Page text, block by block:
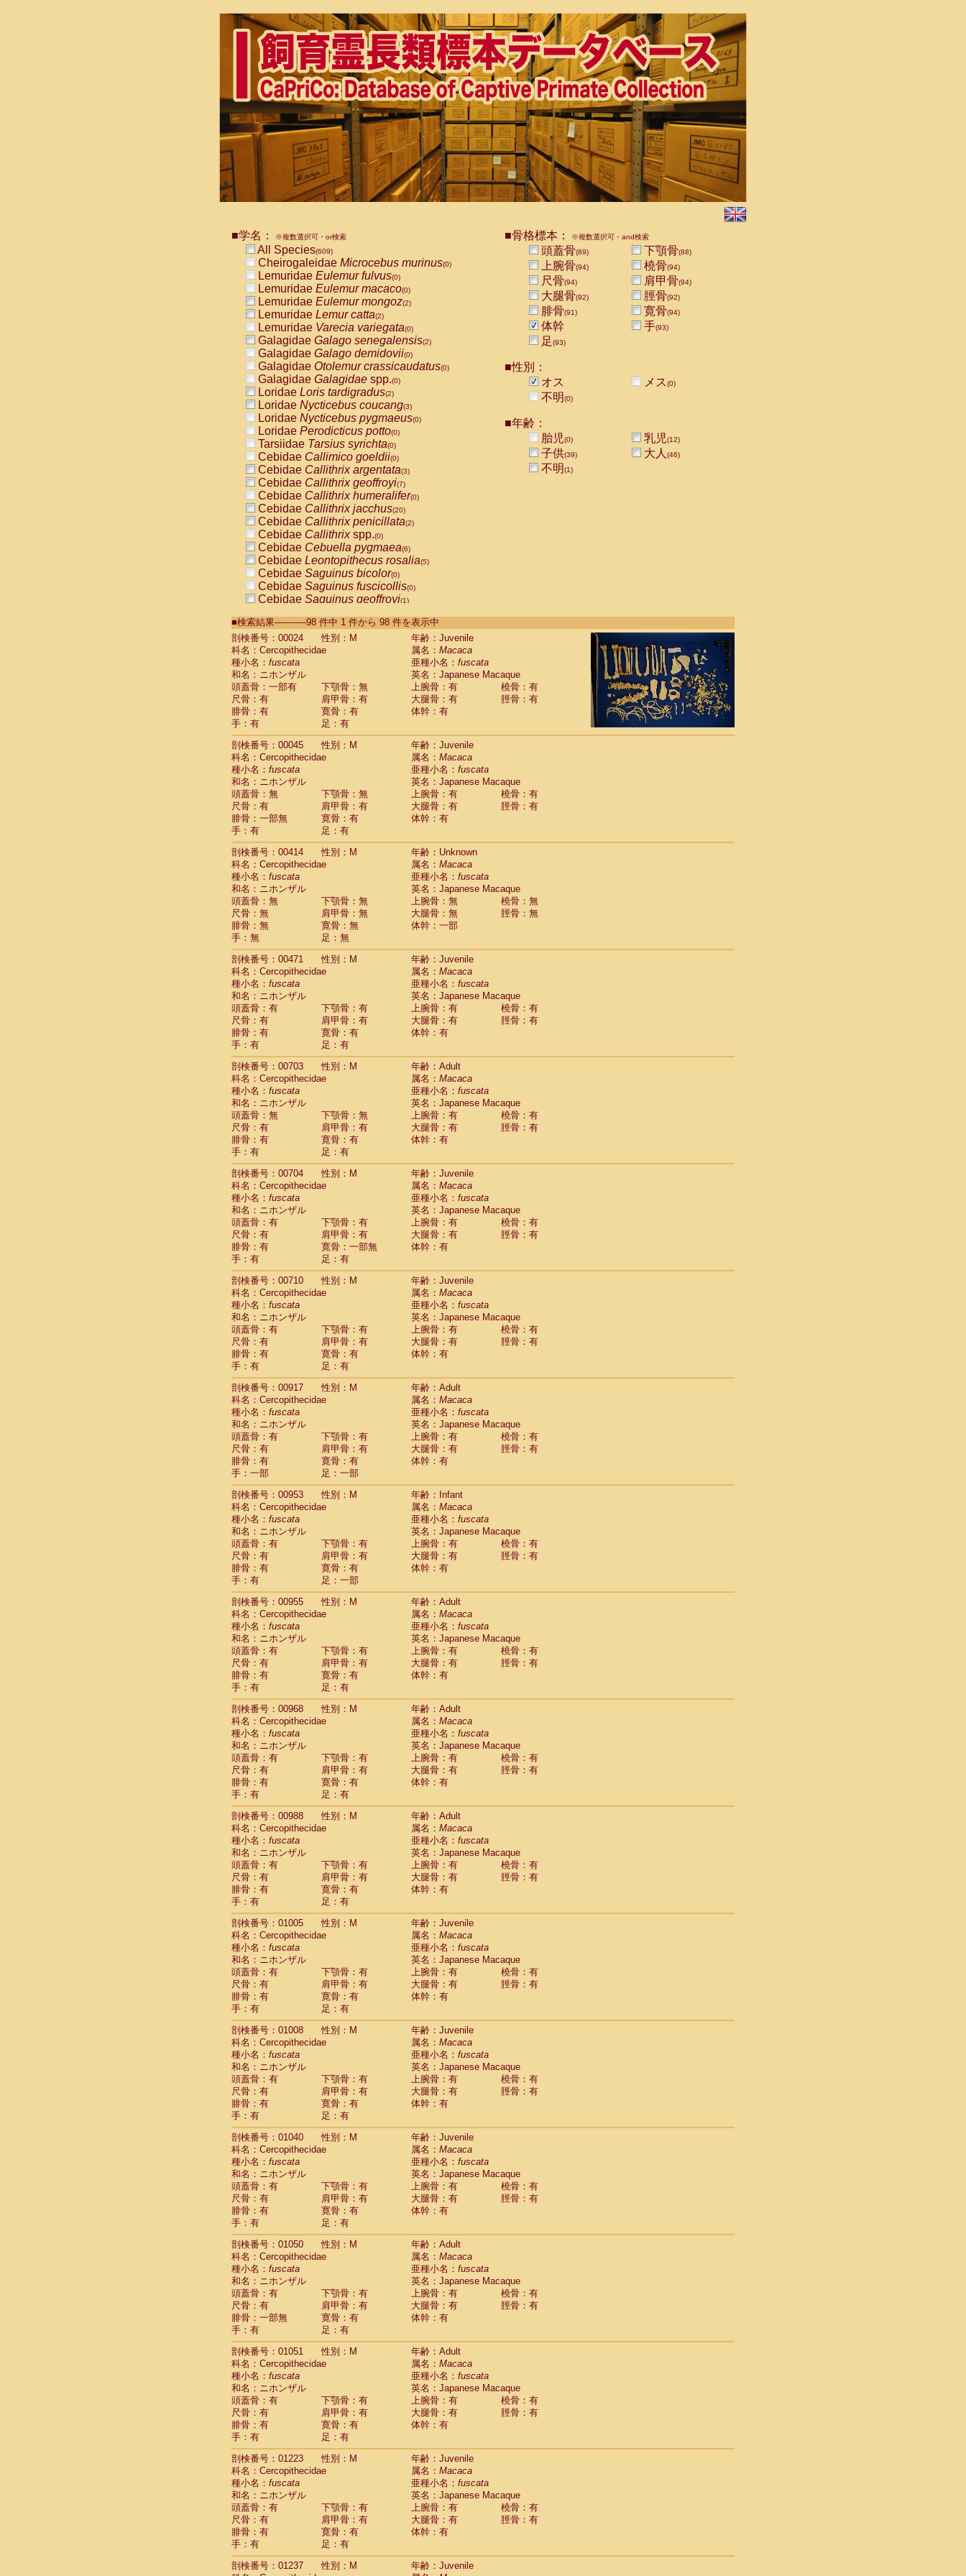
■学名： ※複数選択可・or検索
All Species(609)
Cheirogaleidae Microcebus murinus(0)
Lemuridae Eulemur fulvus(0)
Lemuridae Eulemur macaco(0)
Lemuridae Eulemur mongoz(2)
Lemuridae Lemur catta(2)
Lemuridae Varecia variegata(0)
Galagidae Galago senegalensis(2)
Galagidae Galago demidovii(0)
Galagidae Otolemur crassicaudatus(0)
Galagidae Galagidae spp.(0)
Loridae Loris tardigradus(2)
Loridae Nycticebus coucang(3)
Loridae Nycticebus pygmaeus(0)
Loridae Perodicticus potto(0)
Tarsiidae Tarsius syrichta(0)
Cebidae Callimico goeldii(0)
Cebidae Callithrix argentata(3)
Cebidae Callithrix geoffroyi(7)
Cebidae Callithrix humeralifer(0)
Cebidae Callithrix jacchus(20)
Cebidae Callithrix penicillata(2)
Cebidae Callithrixspp.(0)
Cebidae Cebuella pygmaea(6)
Cebidae Leontopithecus rosalia(5)
Cebidae Saguinus bicolor(0)
Cebidae Saguinus fuscicollis(0)
Cebidae Saguinus geoffroyi(1)
CebidaeSaguinus labiatus(0)
Cebidae Saguinus leucopus (5)
CebidaeSaguinus midas
Cebidae
CebidaeSaguinus nigricollis (13)
Cebidae Saguinus oedipus
Cebidae Saguinus weddelli
Cebidae Saguinusspp.
Cebidae Aotus trivirgatus
Cebidae Cebus albifrons
CebidaeCebus apella
Cebidae
CebidaeCebus nigrivittatus
Cebidae Cebusspp.(0)
Cebidae Saimiri boliviensis
Cebidae Saimiri sciureus
Atelidae Alouatta caraya
AtelidaeAlouatta fusca
AtelidaeAlouatta seniculus
AtelidaeAlouatta
Atelidae
Atelidae Ateles geoffroyi
Atelidae Ateles paniscus
Atelidae Atelesspp.
Atelidae Lagothrix lagothricha
AtelidaeLagothrix lagothricha cana(0)
Pitheciidae Cacajao calvus rubicundus(1)
PitheciidaeCallicebus cupreus(0)
Pitheciidae Callicebus donacophilus(0)
Pitheciidae Callicebus moloch(0)
Pitheciidae Callicebus torquatus(0)
Pitheciidae Callicebus
Pitheciidae Chiropotes satanas
Pitheciidae Pithecia monachus
Pitheciidae Pithecia pithecia (0)
Cercopithecidae Cercocebus agilis (0)
Cercopithecidae Cercocebus galeritus chrysogaster
Cercopithecidae Cercocebus torquatus atys (0)
CercopithecidaeCercocebus torquatus lunulatus(0)
CercopithecidaeCercocebus torquatus torquatus(1)
CercopithecidaeCercocebus hybrid(0)
CercopithecidaeCercocebus
CercopithecidaeLophocebus albigena
Cercopithecidae (0)
Cercopithecidae Papio cynocephalus (4)
Cercopithecidae Papio hamadryas(1)
CercopithecidaePapio papio
CercopithecidaePapio
CercopithecidaeMandrillus leucophaeus
CercopithecidaeMandrillus sphinx
CercopithecidaeTheropithecus gelada(1)
CercopithecidaeMacaca arctoides(1)
Cercopithecidae Macaca assamensis
Cercopithecidae Macaca brunnescens
CercopithecidaeMacaca cyclopis (6)
CercopithecidaeMacaca fascicularis (151)
CercopithecidaeMacaca fuscaca fuscata
CercopithecidaeMacaca fuscata yakui
CercopithecidaeMacaca fuscatahybrid(0)
CercopithecidaeMacaca maura(1)
Cercopithecidae Macaca mulatta(50)
Cercopithecidae Macaca nemestrina(3)
Cercopithecidae Macaca nigra(1)
CercopithecidaeMacaca radiata(9)
CercopithecidaeMacaca silenus(1)
CercopithecidaeMacaca sinica (0)
Cercopithecidae Macaca sylvanus
CercopithecidaeMacaca thibetana (0)
Cercopithecidae Macaca tonkeana (0)
Cercopithecidae hybrid(1)
Cercopithecidae (0)
CercopithecidaeAllenopithecus nigroviridis
CercopithecidaeCercopithecus ascanius
CercopithecidaeCercopithecus ascanius schmidti
CercopithecidaeCercopithecus cephus
CercopithecidaeCercopithecus diana (0)
CercopithecidaeCercopithecus hamlyni
Cercopithecidae Cercopithecus lhoesti (0)
Cercopithecidae Cercopithecus mitis(0)
CercopithecidaeCercopithecus mitis doggetti
CercopithecidaeCercopithecus mitis albogularis(0)
CercopithecidaeCercopithecus mona
CercopithecidaeCercopithecus neglectus
CercopithecidaeCercopithecus nigroviridis(0)
CercopithecidaeCercopithecus petaurista buettikoferi
Cercopithecidae Cercopithecusspp.(0)
Cercopithecidae Chlorocebus aethiops (1)
CercopithecidaeChlorocebus pygerythrus cynosuros (0)
CercopithecidaeErythrocebus patas (15)
CercopithecidaeMiopithecus talapoin
CercopithecidaeCercopithecinae spp.
CercopithecidaeColobus angolensis
CercopithecidaeColobus guereza (0)
Cercopithecidae Colobus polykomos(0)
Cercopithecidae Piliocolobus badius(0)
Cercopithecidae Kasi senex vetulus(0)
CercopithecidaeKasi senex
CercopithecidaeNasalis larvatus(0)
CercopithecidaePresbytes melalophos
CercopithecidaePygathrix nemaeus
CercopithecidaeSemnopithecus entellus(8)
Cercopithecidae Trachypithecus cristatus(0)
Cercopithecidae Trachypithecus francoisi(0)
Cercopithecidae Trachypithecus obscurus(1)
CercopithecidaeTrachypithecus pileatus
CercopithecidaeColobinae spp.(0)
CercopithecidaePresbytesinaespp.(0)
CercopithecidaeCercopithecidae
HylobatidaeHoolock hoolock(0)
HylobatidaeHylobates agilis
HylobatidaeHylobates klossii (0)
Hylobatidae
HylobatidaeHylobates moloch(0)
Hylobatidae Hylobates muelleri(0)
HylobatidaeHylobates pileatus(2)
Hylobatidae Hylobates
HylobatidaeHylobateshybrid(0)
HylobatidaeNomascus concolor(0)
HylobatidaeSymphalangus syndactylus(0)
Hominidae (0)
Hominidae
Hominidae Gorilla gorilla beringei(0)
Hominidae Gorilla gorilla gorilla(0)
Primates misc.(0)
Scandentia Dendrogale melanura
Scandentia Ptilocercus lowii
ScandentiaTupaia glis
Scandentia
Scandentia
■骨格標本： ※複数選択可・and検索
頭蓋骨(89) 下顎骨(88)
上腕骨(94) 橈骨(94)
尺骨(94) 肩甲骨(94)
大腿骨(92) 脛骨(92)
腓骨(91) 寛骨(94)
体幹 手(93)
足(93)
■性別：
オス
メス(0)
不明(0)
■年齢：
胎児(0) 乳児(12)
子供(39) 大人 (46)
不明(1)
■検索結果-----------98 件中 1 件から 98 件を表示中
剖検番号：00024
性別：M
年齢：Juvenile
科名：Cercopithecidae
属名： Macaca
種小名： fuscata 亜種小名： fuscata
和名：ニホンザル
英名：Japanese Macaque
頭蓋骨：一部有
下顎骨：無 上腕骨：有
橈骨：有
尺骨：有
肩甲骨：有 大腿骨：有
脛骨：有
腓骨：有
寛骨：有
体幹：有
手：有
足：有
剖検番号：00045
性別：M
年齢：Juvenile
科名：Cercopithecidae
属名： Macaca
種小名： fuscata 亜種小名： fuscata
和名：ニホンザル
英名：Japanese Macaque
頭蓋骨：無
下顎骨：無 上腕骨：有
橈骨：有
尺骨：有
肩甲骨：有 大腿骨：有
脛骨：有
腓骨：一部無
寛骨：有
体幹：有
手：有
足：有
剖検番号：00414
性別：M
年齢：Unknown
科名：Cercopithecidae
属名： Macaca
種小名： fuscata 亜種小名： fuscata
和名：ニホンザル
英名：Japanese Macaque
頭蓋骨：無
下顎骨：無 上腕骨：無
橈骨：無
尺骨：無
肩甲骨：無 大腿骨：無
脛骨：無
腓骨：無
寛骨：無
体幹：一部
手：無
足：無
剖検番号：00471
性別：M
年齢：Juvenile
科名：Cercopithecidae
属名： Macaca
種小名： fuscata 亜種小名： fuscata
和名：ニホンザル
英名：Japanese Macaque
頭蓋骨：有
下顎骨：有 上腕骨：有
橈骨：有
尺骨：有
肩甲骨：有 大腿骨：有
脛骨：有
腓骨：有
寛骨：有
体幹：有
手：有
足：有
剖検番号：00703
性別：M
年齢：Adult
科名：Cercopithecidae
属名： Macaca
種小名： fuscata 亜種小名： fuscata
和名：ニホンザル
英名：Japanese Macaque
頭蓋骨：無
下顎骨：無 上腕骨：有
橈骨：有
尺骨：有
肩甲骨：有 大腿骨：有
脛骨：有
腓骨：有
寛骨：有
体幹：有
手：有
足：有
剖検番号：00704
性別：M
年齢：Juvenile
科名：Cercopithecidae
属名： Macaca
種小名： fuscata 亜種小名： fuscata
和名：ニホンザル
英名：Japanese Macaque
頭蓋骨：有
下顎骨：有 上腕骨：有
橈骨：有
尺骨：有
肩甲骨：有 大腿骨：有
脛骨：有
腓骨：有
寛骨：一部無
体幹：有
手：有
足：有
剖検番号：00710
性別：M
年齢：Juvenile
科名：Cercopithecidae
属名： Macaca
種小名： fuscata 亜種小名： fuscata
和名：ニホンザル
英名：Japanese Macaque
頭蓋骨：有
下顎骨：有 上腕骨：有
橈骨：有
尺骨：有
肩甲骨：有 大腿骨：有
脛骨：有
腓骨：有
寛骨：有
体幹：有
手：有
足：有
剖検番号：00917
性別：M
年齢：Adult
科名：Cercopithecidae
属名： Macaca
種小名： fuscata 亜種小名： fuscata
和名：ニホンザル
英名：Japanese Macaque
頭蓋骨：有
下顎骨：有 上腕骨：有
橈骨：有
尺骨：有
肩甲骨：有 大腿骨：有
脛骨：有
腓骨：有
寛骨：有
体幹：有
手：一部
足：一部
剖検番号：00953
性別：M
年齢：Infant
科名：Cercopithecidae
属名： Macaca
種小名： fuscata 亜種小名： fuscata
和名：ニホンザル
英名：Japanese Macaque
頭蓋骨：有
下顎骨：有 上腕骨：有
橈骨：有
尺骨：有
肩甲骨：有 大腿骨：有
脛骨：有
腓骨：有
寛骨：有
体幹：有
手：有
足：一部
剖検番号：00955
性別：M
年齢：Adult
科名：Cercopithecidae
属名： Macaca
種小名： fuscata 亜種小名： fuscata
和名：ニホンザル
英名：Japanese Macaque
頭蓋骨：有
下顎骨：有 上腕骨：有
橈骨：有
尺骨：有
肩甲骨：有 大腿骨：有
脛骨：有
腓骨：有
寛骨：有
体幹：有
手：有
足：有
剖検番号：00968
性別：M
年齢：Adult
科名：Cercopithecidae
属名： Macaca
種小名： fuscata 亜種小名： fuscata
和名：ニホンザル
英名：Japanese Macaque
頭蓋骨：有
下顎骨：有 上腕骨：有
橈骨：有
尺骨：有
肩甲骨：有 大腿骨：有
脛骨：有
腓骨：有
寛骨：有
体幹：有
手：有
足：有
剖検番号：00988
性別：M
年齢：Adult
科名：Cercopithecidae
属名： Macaca
種小名： fuscata 亜種小名： fuscata
和名：ニホンザル
英名：Japanese Macaque
頭蓋骨：有
下顎骨：有 上腕骨：有
橈骨：有
尺骨：有
肩甲骨：有 大腿骨：有
脛骨：有
腓骨：有
寛骨：有
体幹：有
手：有
足：有
剖検番号：01005
性別：M
年齢：Juvenile
科名：Cercopithecidae
属名： Macaca
種小名： fuscata 亜種小名： fuscata
和名：ニホンザル
英名：Japanese Macaque
頭蓋骨：有
下顎骨：有 上腕骨：有
橈骨：有
尺骨：有
肩甲骨：有 大腿骨：有
脛骨：有
腓骨：有
寛骨：有
体幹：有
手：有
足：有
剖検番号：01008
性別：M
年齢：Juvenile
科名：Cercopithecidae
属名： Macaca
種小名： fuscata 亜種小名： fuscata
和名：ニホンザル
英名：Japanese Macaque
頭蓋骨：有
下顎骨：有 上腕骨：有
橈骨：有
尺骨：有
肩甲骨：有 大腿骨：有
脛骨：有
腓骨：有
寛骨：有
体幹：有
手：有
足：有
剖検番号：01040
性別：M
年齢：Juvenile
科名：Cercopithecidae
属名： Macaca
種小名： fuscata 亜種小名： fuscata
和名：ニホンザル
英名：Japanese Macaque
頭蓋骨：有
下顎骨：有 上腕骨：有
橈骨：有
尺骨：有
肩甲骨：有 大腿骨：有
脛骨：有
腓骨：有
寛骨：有
体幹：有
手：有
足：有
剖検番号：01050
性別：M
年齢：Adult
科名：Cercopithecidae
属名： Macaca
種小名： fuscata 亜種小名： fuscata
和名：ニホンザル
英名：Japanese Macaque
頭蓋骨：有
下顎骨：有 上腕骨：有
橈骨：有
尺骨：有
肩甲骨：有 大腿骨：有
脛骨：有
腓骨：一部無
寛骨：有
体幹：有
手：有
足：有
剖検番号：01051
性別：M
年齢：Adult
科名：Cercopithecidae
属名： Macaca
種小名： fuscata 亜種小名： fuscata
和名：ニホンザル
英名：Japanese Macaque
頭蓋骨：有
下顎骨：有 上腕骨：有
橈骨：有
尺骨：有
肩甲骨：有 大腿骨：有
脛骨：有
腓骨：有
寛骨：有
体幹：有
手：有
足：有
剖検番号：01223
性別：M
年齢：Juvenile
科名：Cercopithecidae
属名： Macaca
種小名： fuscata 亜種小名： fuscata
和名：ニホンザル
英名：Japanese Macaque
頭蓋骨：有
下顎骨：有 上腕骨：有
橈骨：有
尺骨：有
肩甲骨：有 大腿骨：有
脛骨：有
腓骨：有
寛骨：有
体幹：有
手：有
足：有
剖検番号：01237
性別：M
年齢：Juvenile